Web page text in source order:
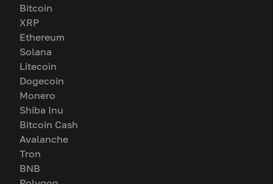
Bitcoin
XRP
Ethereum
Solana
Litecoin
Dogecoin
Monero
Shiba Inu
Bitcoin Cash
Avalanche
Tron
BNB